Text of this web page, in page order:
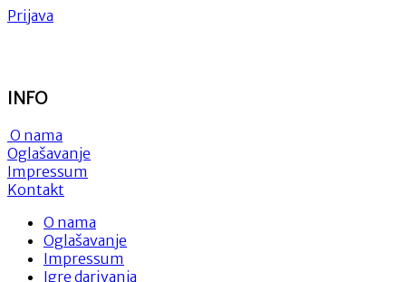
Prijava
INFO
O nama
Oglašavanje
Impressum
Kontakt
O nama
Oglašavanje
Impressum
Igre darivanja